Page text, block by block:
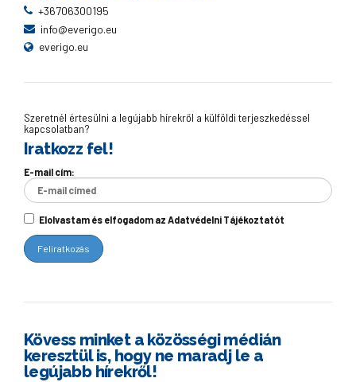
+36706300195
info@everigo.eu
everigo.eu
Szeretnél értesülni a legújabb hírekről a külföldi terjeszkedéssel
kapcsolatban?
Iratkozz fel!
E-mail cím:
Elolvastam és elfogadom az Adatvédelni Tájékoztatót
Kövess minket a közösségi médián
keresztül is, hogy ne maradj le a
legújabb hírekről!